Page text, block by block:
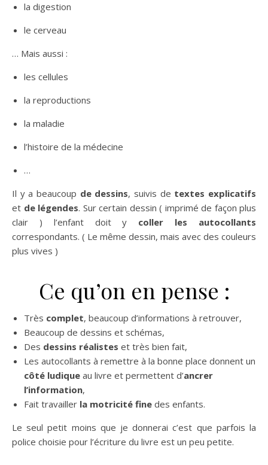
la digestion
le cerveau
… Mais aussi :
les cellules
la reproductions
la maladie
l’histoire de la médecine
…
Il y a beaucoup de dessins, suivis de textes explicatifs
et de légendes. Sur certain dessin ( imprimé de façon plus
clair ) l’enfant doit y coller les autocollants
correspondants. ( Le même dessin, mais avec des couleurs
plus vives )
Ce qu’on en pense :
Très complet, beaucoup d’informations à retrouver,
Beaucoup de dessins et schémas,
Des dessins réalistes et très bien fait,
Les autocollants à remettre à la bonne place donnent un
côté ludique au livre et permettent d’ancrer
l’information,
Fait travailler la motricité fine des enfants.
Le seul petit moins que je donnerai c’est que parfois la
police choisie pour l’écriture du livre est un peu petite.